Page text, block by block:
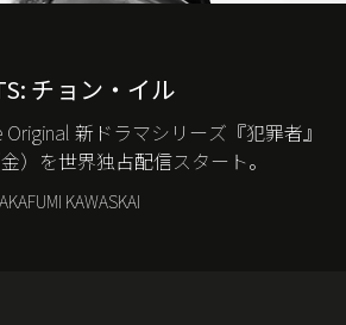
チョン・イル
Original 新ドラマシリーズ『犯罪者』
）を世界独占配信スタート。
KAWASKAI